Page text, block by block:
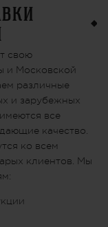
свою
и Московской
различные
и зарубежных
все
качество.
ко всем
клиентов. Мы